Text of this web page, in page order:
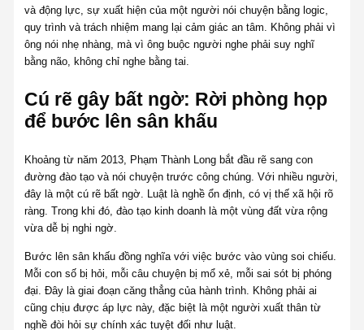
và động lực, sự xuất hiện của một người nói chuyện bằng logic,
quy trình và trách nhiệm mang lại cảm giác an tâm. Không phải vì
ông nói nhẹ nhàng, mà vì ông buộc người nghe phải suy nghĩ
bằng não, không chỉ nghe bằng tai.
Cú rẽ gây bất ngờ: Rời phòng họp
để bước lên sân khấu
Khoảng từ năm 2013, Phạm Thành Long bắt đầu rẽ sang con
đường đào tạo và nói chuyện trước công chúng. Với nhiều người,
đây là một cú rẽ bất ngờ. Luật là nghề ổn định, có vị thế xã hội rõ
ràng. Trong khi đó, đào tạo kinh doanh là một vùng đất vừa rộng
vừa dễ bị nghi ngờ.
Bước lên sân khấu đồng nghĩa với việc bước vào vùng soi chiếu.
Mỗi con số bị hỏi, mỗi câu chuyện bị mổ xẻ, mỗi sai sót bị phóng
đại. Đây là giai đoạn căng thẳng của hành trình. Không phải ai
cũng chịu được áp lực này, đặc biệt là một người xuất thân từ
nghề đòi hỏi sự chính xác tuyệt đối như luật.